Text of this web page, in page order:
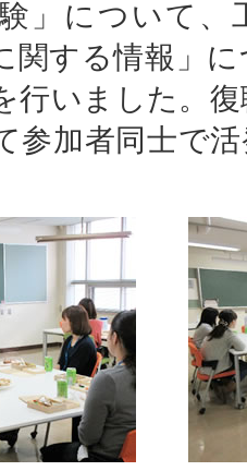
」について、
関する情報」
行いました。
参加者同士で